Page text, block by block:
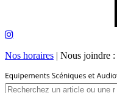
Nos horaires | Nous joindre :